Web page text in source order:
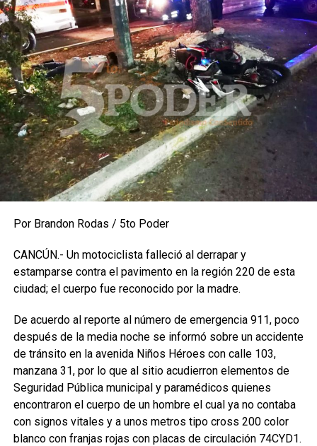
Por Brandon Rodas / 5to Poder
CANCÚN.- Un motociclista falleció al derrapar y
estamparse contra el pavimento en la región 220 de esta
ciudad; el cuerpo fue reconocido por la madre.
De acuerdo al reporte al número de emergencia 911, poco
después de la media noche se informó sobre un accidente
de tránsito en la avenida Niños Héroes con calle 103,
manzana 31, por lo que al sitio acudierron elementos de
Seguridad Pública municipal y paramédicos quienes
encontraron el cuerpo de un hombre el cual ya no contaba
con signos vitales y a unos metros tipo cross 200 color
blanco con franjas rojas con placas de circulación 74CYD1.